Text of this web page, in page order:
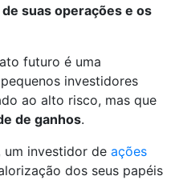
suas operações e os
futuro é uma
investidores
ao alto risco, mas que
de ganhos.
um investidor de ações
dos seus papéis